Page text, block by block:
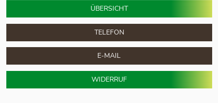
ÜBERSICHT
TELEFON
E-MAIL
WIDERRUF